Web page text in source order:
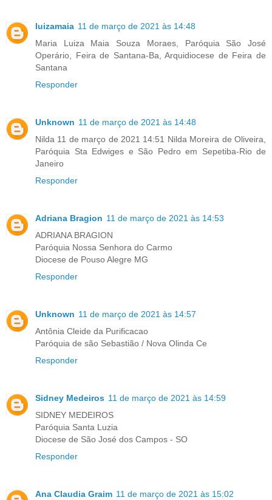
luizamaia 11 de março de 2021 às 14:48
Maria Luiza Maia Souza Moraes, Paróquia São José
Operário, Feira de Santana-Ba, Arquidiocese de Feira de
Santana
Responder
Unknown 11 de março de 2021 às 14:48
Nilda 11 de março de 2021 14:51 Nilda Moreira de Oliveira,
Paróquia Sta Edwiges e São Pedro em Sepetiba-Rio de
Janeiro
Responder
Adriana Bragion 11 de março de 2021 às 14:53
ADRIANA BRAGION
Paróquia Nossa Senhora do Carmo
Diocese de Pouso Alegre MG
Responder
Unknown 11 de março de 2021 às 14:57
Antônia Cleide da Purificacao
Paróquia de são Sebastião / Nova Olinda Ce
Responder
Sidney Medeiros 11 de março de 2021 às 14:59
SIDNEY MEDEIROS
Paróquia Santa Luzia
Diocese de São José dos Campos - SO
Responder
Ana Claudia Graim 11 de março de 2021 às 15:02